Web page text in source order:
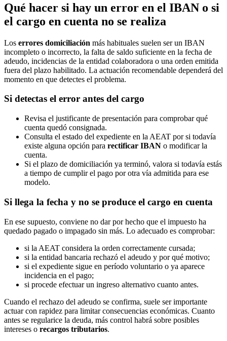
Qué hacer si hay un error en el IBAN o si
el cargo en cuenta no se realiza
Los errores domiciliación más habituales suelen ser un IBAN
incompleto o incorrecto, la falta de saldo suficiente en la fecha de
adeudo, incidencias de la entidad colaboradora o una orden emitida
fuera del plazo habilitado. La actuación recomendable dependerá del
momento en que detectes el problema.
Si detectas el error antes del cargo
Revisa el justificante de presentación para comprobar qué
cuenta quedó consignada.
Consulta el estado del expediente en la AEAT por si todavía
existe alguna opción para rectificar IBAN o modificar la
cuenta.
Si el plazo de domiciliación ya terminó, valora si todavía estás
a tiempo de cumplir el pago por otra vía admitida para ese
modelo.
Si llega la fecha y no se produce el cargo en cuenta
En ese supuesto, conviene no dar por hecho que el impuesto ha
quedado pagado o impagado sin más. Lo adecuado es comprobar:
si la AEAT considera la orden correctamente cursada;
si la entidad bancaria rechazó el adeudo y por qué motivo;
si el expediente sigue en período voluntario o ya aparece
incidencia en el pago;
si procede efectuar un ingreso alternativo cuanto antes.
Cuando el rechazo del adeudo se confirma, suele ser importante
actuar con rapidez para limitar consecuencias económicas. Cuanto
antes se regularice la deuda, más control habrá sobre posibles
intereses o recargos tributarios.